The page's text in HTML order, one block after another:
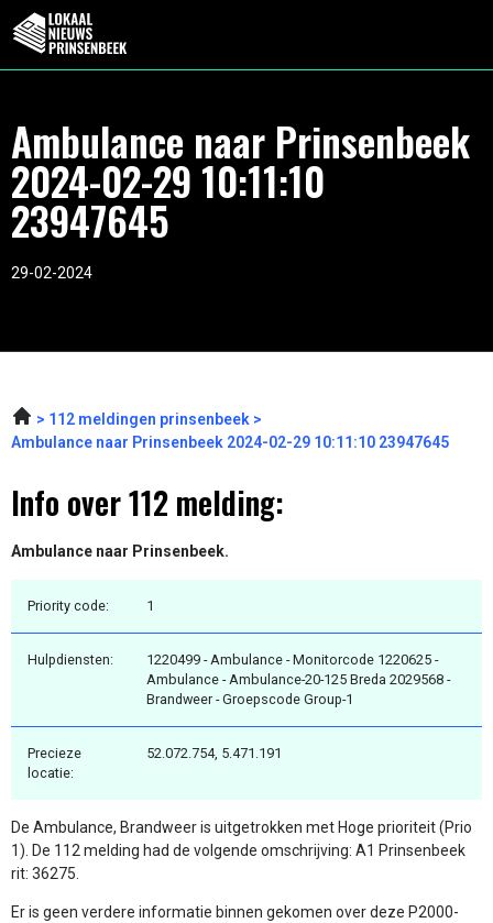
Ambulance naar Prinsenbeek
2024-02-29 10:11:10
23947645
29-02-2024
112 meldingen prinsenbeek
Ambulance naar Prinsenbeek 2024-02-29 10:11:10 23947645
Info over 112 melding:
Ambulance naar Prinsenbeek.
Priority code: 1
Hulpdiensten:
1220499 - Ambulance - Monitorcode 1220625 -
Ambulance - Ambulance-20-125 Breda 2029568 -
Brandweer - Groepscode Group-1
Precieze
locatie:
52.072.754, 5.471.191
De Ambulance, Brandweer is uitgetrokken met Hoge prioriteit (Prio
1). De 112 melding had de volgende omschrijving: A1 Prinsenbeek
rit: 36275.
Er is geen verdere informatie binnen gekomen over deze P2000-